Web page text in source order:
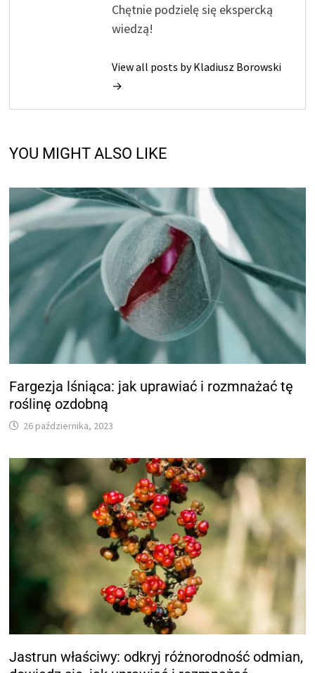
Chętnie podzielę się ekspercką
wiedzą!
View all posts by Kladiusz Borowski
→
YOU MIGHT ALSO LIKE
Fargezja lśniąca: jak uprawiać i rozmnażać tę
roślinę ozdobną
26 października, 2023
Jastrun właściwy: odkryj różnorodność odmian,